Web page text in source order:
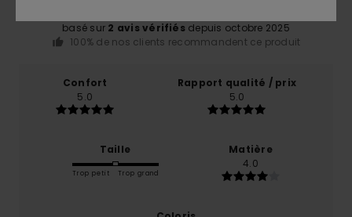
basé sur 2 avis vérifiés depuis octobre 2025
100% de nos clients recommandent ce produit
Confort
5.0
Rapport qualité / prix
5.0
Taille
Trop petit Trop grand
Matière
4.0